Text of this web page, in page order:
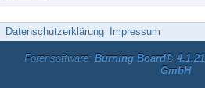
Datenschutzerklärung Impressum
Forensoftware: Burning Board® 4.1.21
GmbH